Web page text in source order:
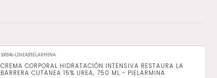
100346-LINEA| PIELARMINA
CREMA CORPORAL HIDRATACIÓN INTENSIVA RESTAURA LA
BARRERA CUTANEA 15% UREA, 750 ML - PIELARMINA